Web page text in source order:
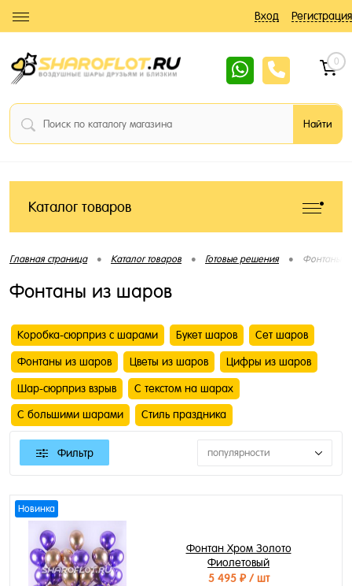
Вход Регистрация
0
Каталог товаров
Главная страница • Каталог товаров • Готовые решения • Фонтаны
Фонтаны из шаров
Коробка-сюрприз с шарами Букет шаров Сет шаров
Фонтаны из шаров Цветы из шаров Цифры из шаров
Шар-сюрприз взрыв С текстом на шарах
С большими шарами Стиль праздника
Фильтр популярности
Новинка
Фонтан Хром Золото
Фиолетовый
5 495 ₽/ шт